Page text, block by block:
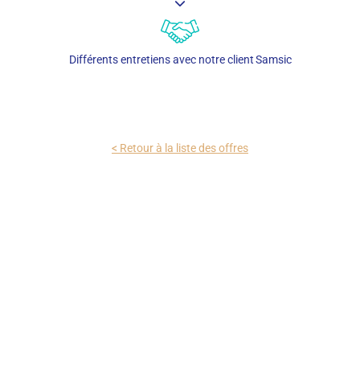
Différents entretiens avec notre client Samsic
< Retour à la liste des offres